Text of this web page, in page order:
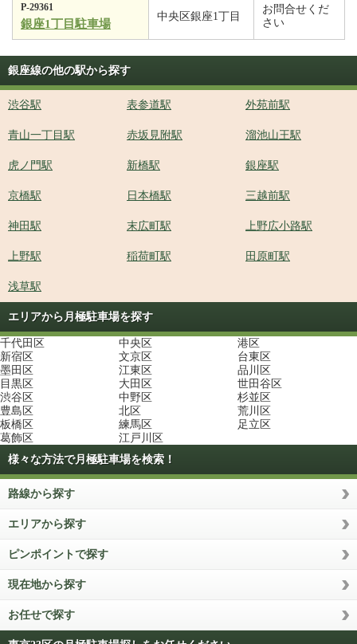
P-29361
銀座1丁目駐車場
中央区銀座1丁目
お問合せくだ
さい
銀座線の他の駅から探す
渋谷駅 表参道駅 外苑前駅
青山一丁目駅 赤坂見附駅 溜池山王駅
虎ノ門駅 新橋駅 銀座駅
京橋駅 日本橋駅 三越前駅
神田駅 末広町駅 上野広小路駅
上野駅 稲荷町駅 田原町駅
浅草駅
エリアから月極駐車場を探す
千代田区 中央区
港区
新宿区
文京区
台東区
墨田区
江東区
品川区
目黒区
大田区
世田谷区
渋谷区
中野区
杉並区
豊島区
北区
荒川区
板橋区
練馬区
足立区
葛飾区
江戸川区
様々な方法で月極駐車場を検索！
路線から探す
エリアから探す
ピンポイントで探す
現在地から探す
お任せで探す